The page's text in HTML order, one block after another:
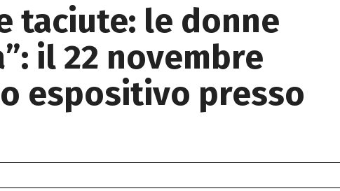
taciute: le donne
il 22 novembre
espositivo presso